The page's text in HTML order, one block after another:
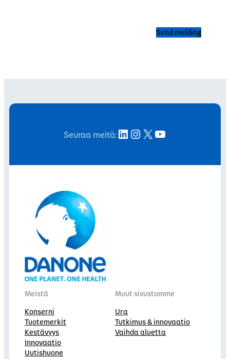
Send melding
Seuraa meitä:LinkedIn
Instagram
X YouTube
Meistä
Konserni
Tuotemerkit
Kestävyys
Innovaatio
Uutishuone
Muut sivustomme
Ura
Tutkimus & innovaatio
Vaihda aluetta